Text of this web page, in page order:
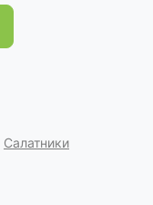
Салатники